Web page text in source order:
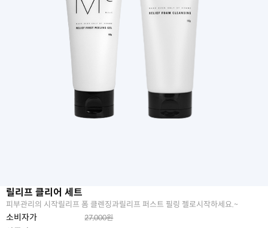
릴리프 클리어 세트
피부관리의 시작릴리프 폼 클렌징과릴리프 퍼스트 필링 젤로시작하세요.~
소비자가 27,000원